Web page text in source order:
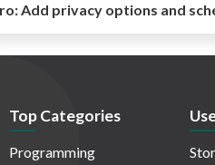
Add privacy options and
Top Categories
Programming